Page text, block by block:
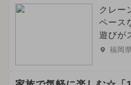
クレー
ペース
遊びが
福岡